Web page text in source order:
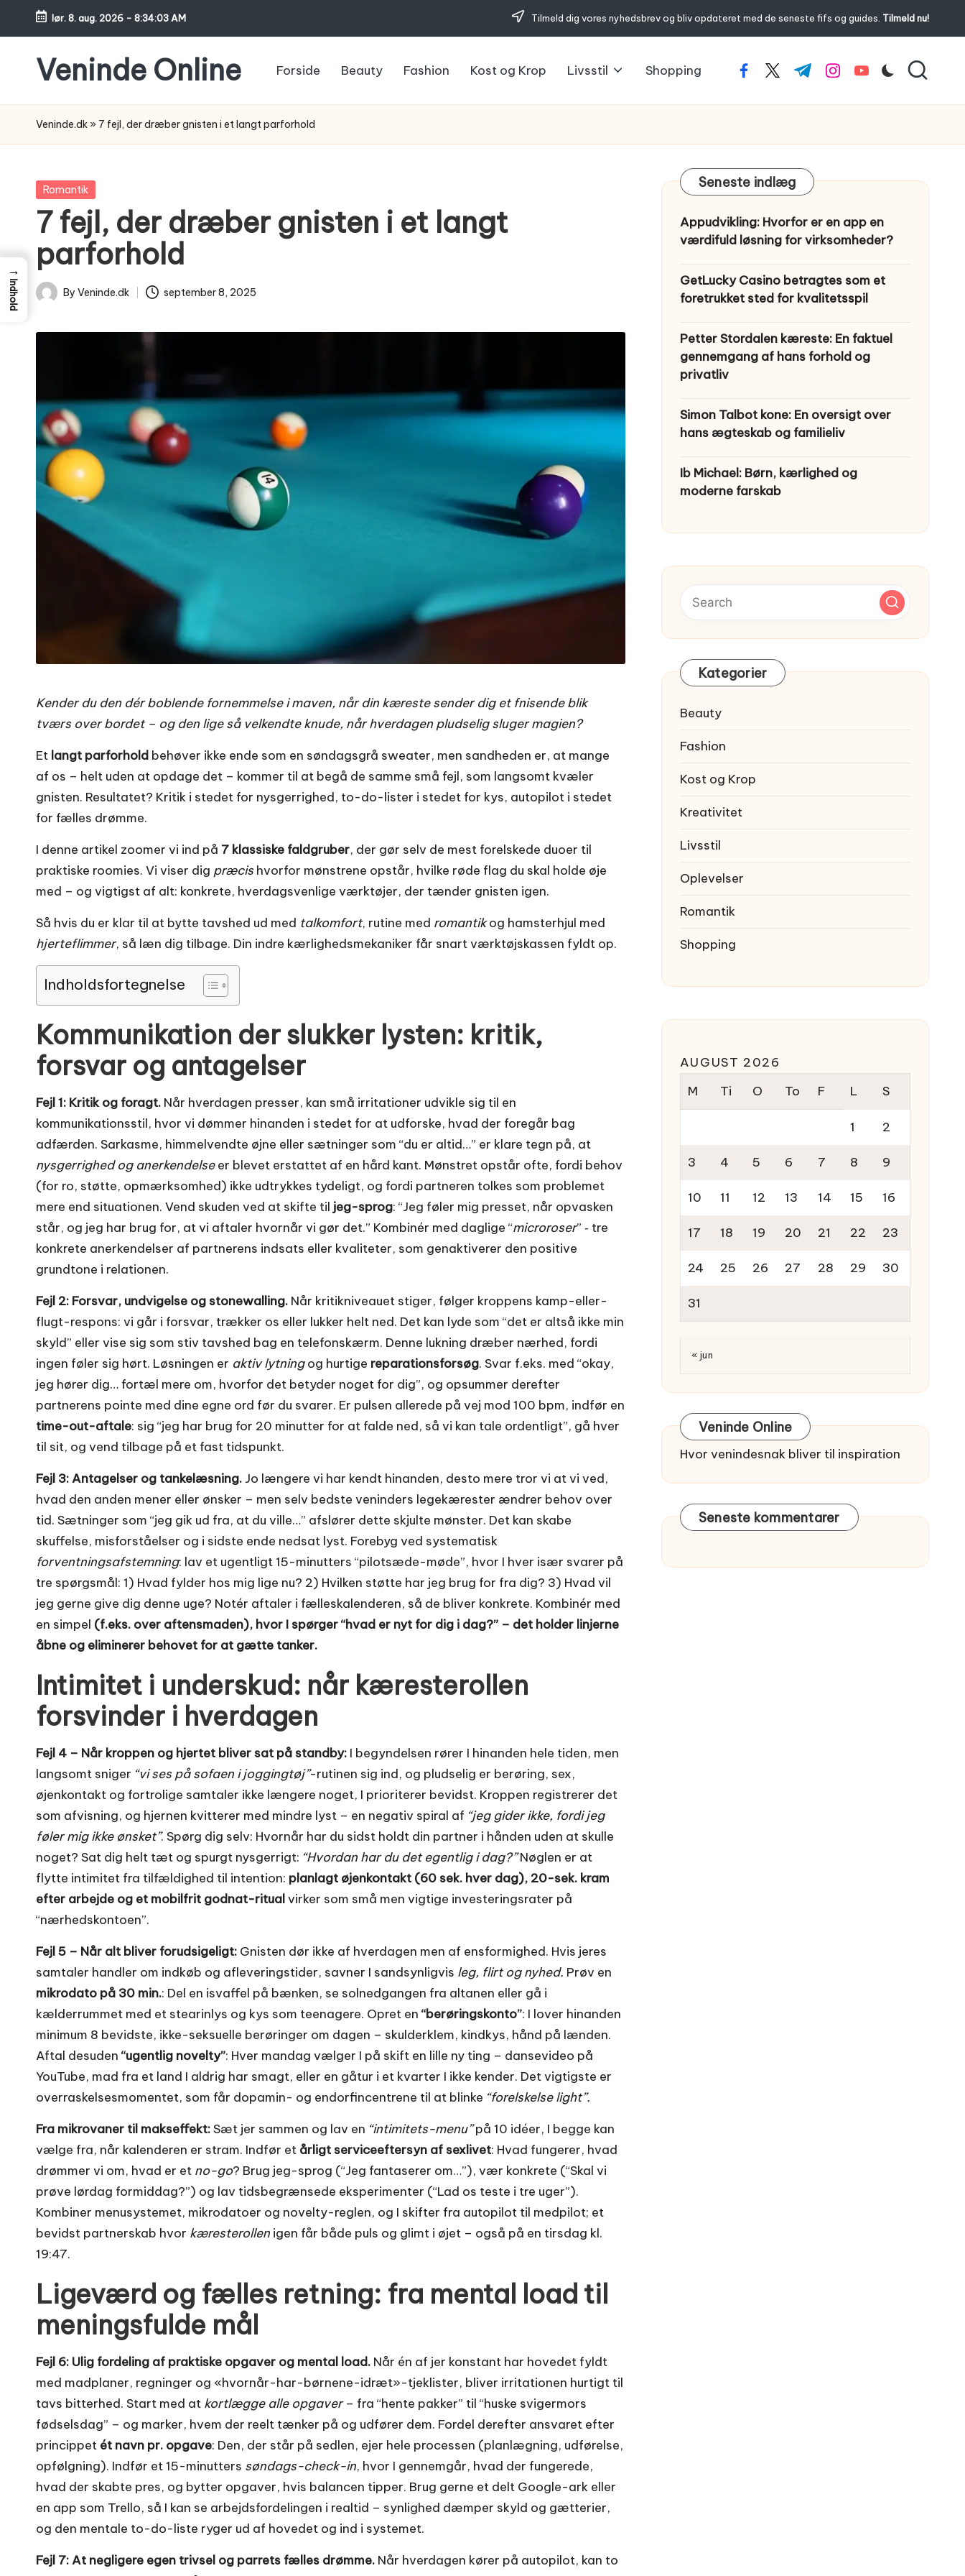
Skip
content
lør. 8. aug. 2026 - 8:34:04 AM Tilmeld dig vores nyhedsbrev og bliv opdateret med de seneste fifs og guides. Tilmeld nu!
Veninde Online
venindesnak
bliver
inspiration
Forside Beauty Fashion Kost og Krop Livsstil Shopping facebook.com
twitter.com
t.me instagram.com
youtube.com
Veninde.dk » 7 fejl, der dræber gnisten i et langt parforhold
Posted
Romantik
7 fejl, der dræber gnisten i et langt
parforhold
Posted
By Veninde.dk september 8, 2025
Kender du den dér boblende fornemmelse i maven, når din kæreste sender dig et fnisende blik
tværs over bordet – og den lige så velkendte knude, når hverdagen pludselig sluger magien?
Et langt parforhold behøver ikke ende som en søndags­grå sweater, men sandheden er, at mange
af os – helt uden at opdage det – kommer til at begå de samme små fejl, som langsomt kvæler
gnisten. Resultatet? Kritik i stedet for nysgerrighed, to-do-lister i stedet for kys, autopilot i stedet
for fælles drømme.
I denne artikel zoomer vi ind på 7 klassiske faldgruber, der gør selv de mest forelskede duoer til
praktiske roomies. Vi viser dig præcis hvorfor mønstrene opstår, hvilke røde flag du skal holde øje
med – og vigtigst af alt: konkrete, hverdagsvenlige værktøjer, der tænder gnisten igen.
Så hvis du er klar til at bytte tavshed ud med talkomfort, rutine med romantikog hamsterhjul med
hjerteflimmer, så læn dig tilbage. Din indre kærligheds­mekaniker får snart værktøjskassen fyldt op.
Indholdsfortegnelse
Kommunikation der slukker lysten: kritik,
forsvar og antagelser
Fejl 1: Kritik og foragt. Når hverdagen presser, kan små irritationer udvikle sig til en
kommunikationsstil, hvor vi dømmer hinanden i stedet for at udforske, hvad der foregår bag
adfærden. Sarkasme, himmelvendte øjne eller sætninger som “du er altid…” er klare tegn på, at
nysgerrighed og anerkendelseer blevet erstattet af en hård kant. Mønstret opstår ofte, fordi behov
(for ro, støtte, opmærksomhed) ikke udtrykkes tydeligt, og fordi partneren tolkes som problemet
mere end situationen. Vend skuden ved at skifte til jeg-sprog: “Jeg føler mig presset, når opvasken
står, og jeg har brug for, at vi aftaler hvornår vi gør det.” Kombinér med daglige “microroser” ‑ tre
konkrete anerkendelser af partnerens indsats eller kvaliteter, som genaktiverer den positive
grundtone i relationen.
Fejl 2: Forsvar, undvigelse og stonewalling. Når kritikniveauet stiger, følger kroppens kamp-eller-
flugt-respons: vi går i forsvar, trækker os eller lukker helt ned. Det kan lyde som “det er altså ikke min
skyld” eller vise sig som stiv tavshed bag en telefonskærm. Denne lukning dræber nærhed, fordi
ingen føler sig hørt. Løsningen er aktiv lytningog hurtige reparationsforsøg. Svar f.eks. med “okay,
jeg hører dig… fortæl mere om, hvorfor det betyder noget for dig”, og opsummer derefter
partnerens pointe med dine egne ord før du svarer. Er pulsen allerede på vej mod 100 bpm, indfør en
time-out-aftale: sig “jeg har brug for 20 minutter for at falde ned, så vi kan tale ordentligt”, gå hver
til sit, og vend tilbage på et fast tidspunkt.
Fejl 3: Antagelser og tankelæsning. Jo længere vi har kendt hinanden, desto mere tror vi at vi ved,
hvad den anden mener eller ønsker – men selv bedste veninders legekærester ændrer behov over
tid. Sætninger som “jeg gik ud fra, at du ville…” afslører dette skjulte mønster. Det kan skabe
skuffelse, misforståelser og i sidste ende nedsat lyst. Forebyg ved systematisk
forventningsafstemning: lav et ugentligt 15-minutters “pilotsæde-møde”, hvor I hver især svarer på
tre spørgsmål: 1) Hvad fylder hos mig lige nu? 2) Hvilken støtte har jeg brug for fra dig? 3) Hvad vil
jeg gerne give dig denne uge? Notér aftaler i fælleskalenderen, så de bliver konkrete. Kombinér med
en simpel (f.eks. over aftensmaden), hvor I spørger “hvad er nyt for dig i dag?” – det holder linjerne
åbne og eliminerer behovet for at gætte tanker.
Intimitet i underskud: når kæresterollen
forsvinder i hverdagen
Fejl 4 – Når kroppen og hjertet bliver sat på standby: I begyndelsen rører I hinanden hele tiden, men
langsomt sniger “vi ses på sofaen i joggingtøj”-rutinen sig ind, og pludselig er berøring, sex,
øjenkontakt og fortrolige samtaler ikke længere noget, I prioriterer bevidst. Kroppen registrerer det
som afvisning, og hjernen kvitterer med mindre lyst – en negativ spiral af “jeg gider ikke, fordi jeg
føler mig ikke ønsket”. Spørg dig selv: Hvornår har du sidst holdt din partner i hånden uden at skulle
noget? Sat dig helt tæt og spurgt nysgerrigt: “Hvordan har du det egentlig i dag?”Nøglen er at
flytte intimitet fra tilfældighed til intention: planlagt øjenkontakt (60 sek. hver dag), 20-sek. kram
efter arbejde og et mobilfrit godnat-ritualvirker som små men vigtige investeringsrater på
“nærhedskontoen”.
Fejl 5 – Når alt bliver forudsigeligt: Gnisten dør ikke af hverdagen men af ensformighed. Hvis jeres
samtaler handler om indkøb og afleveringstider, savner I sandsynligvis leg, flirt og nyhed. Prøv en
mikrodato på 30 min.: Del en isvaffel på bænken, se solnedgangen fra altanen eller gå i
kælderrummet med et stearinlys og kys som teenagere. Opret en “berøringskonto”: I lover hinanden
minimum 8 bevidste, ikke-seksuelle berøringer om dagen – skulderklem, kindkys, hånd på lænden.
Aftal desuden “ugentlig novelty”: Hver mandag vælger I på skift en lille ny ting – dansevideo på
YouTube, mad fra et land I aldrig har smagt, eller en gåtur i et kvarter I ikke kender. Det vigtigste er
overraskelsesmomentet, som får dopamin- og endorfincentrene til at blinke “forelskelse light”.
Fra mikrovaner til makseffekt:Sæt jer sammen og lav en “intimitets-menu”på 10 idéer, I begge kan
vælge fra, når kalenderen er stram. Indfør et årligt serviceeftersyn af sexlivet: Hvad fungerer, hvad
drømmer vi om, hvad er et no-go? Brug jeg-sprog (“Jeg fantaserer om…”), vær konkrete (“Skal vi
prøve lørdag formiddag?”) og lav tidsbegrænsede eksperimenter (“Lad os teste i tre uger”).
Kombiner menusystemet, mikrodatoer og novelty-reglen, og I skifter fra autopilot til medpilot; et
bevidst partnerskab hvor kæresterollen igen får både puls og glimt i øjet – også på en tirsdag kl.
19:47.
Ligeværd og fælles retning: fra mental load til
meningsfulde mål
Fejl 6: Ulig fordeling af praktiske opgaver og mental load. Når én af jer konstant har hovedet fyldt
med madplaner, regninger og «hvornår-har-børnene-idræt»-tjeklister, bliver irritationen hurtigt til
tavs bitterhed. Start med at kortlægge alle opgaver– fra “hente pakker” til “huske svigermors
fødselsdag” – og marker, hvem der reelt tænker på og udfører dem. Fordel derefter ansvaret efter
princippet ét navn pr. opgave: Den, der står på sedlen, ejer hele processen (planlægning, udførelse,
opfølgning). Indfør et 15-minutters søndags-check-in, hvor I gennemgår, hvad der fungerede,
hvad der skabte pres, og bytter opgaver, hvis balancen tipper. Brug gerne et delt Google-ark eller
en app som Trello, så I kan se arbejdsfordelingen i realtid – synlighed dæmper skyld og gætterier,
og den mentale to-do-liste ryger ud af hovedet og ind i systemet.
Fejl 7: At negligere egen trivsel og parrets fælles drømme. Når hverdagen kører på autopilot, kan to
Seneste indlæg
Appudvikling: Hvorfor er en app en
værdifuld løsning for virksomheder?
GetLucky Casino betragtes som et
foretrukket sted for kvalitetsspil
Petter Stordalen kæreste: En faktuel
gennemgang af hans forhold og
privatliv
Simon Talbot kone: En oversigt over
hans ægteskab og familieliv
Ib Michael: Børn, kærlighed og
moderne farskab
Kategorier
Beauty
Fashion
Kost og Krop
Kreativitet
Livsstil
Oplevelser
Romantik
Shopping
AUGUST 2026
M
Ti O To F L S
1 2
3 4 5 6 7 8 9
10 11 12 13 14 15 16
17 18 19 20 21 22 23
24 25 26 27 28 29 30
31
« jun
Veninde Online
Hvor venindesnak bliver til inspiration
Seneste kommentarer
→
Indhold